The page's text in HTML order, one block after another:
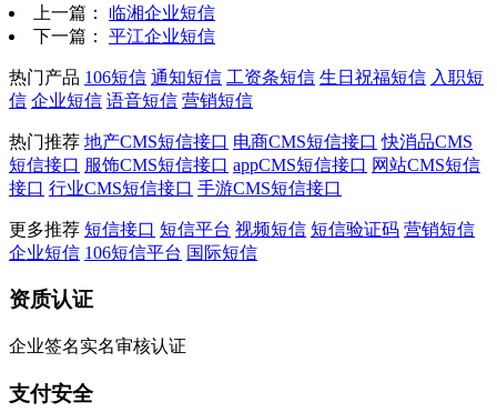
上一篇： 临湘企业短信
下一篇： 平江企业短信
热门产品 106短信 通知短信 工资条短信 生日祝福短信 入职短
信 企业短信 语音短信 营销短信
热门推荐 地产CMS短信接口 电商CMS短信接口 快消品CMS
短信接口 服饰CMS短信接口 appCMS短信接口 网站CMS短信
接口 行业CMS短信接口 手游CMS短信接口
更多推荐 短信接口 短信平台 视频短信 短信验证码 营销短信
企业短信 106短信平台 国际短信
资质认证
企业签名实名审核认证
支付安全